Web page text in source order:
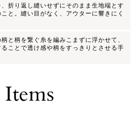
折り返し縫いせずにそのまま生地端とす
と。縫い目がなく、アウターに響きにく
と柄を繋ぐ糸を編みこまずに浮かせて、
ることで透け感や柄をすっきりとさせる手